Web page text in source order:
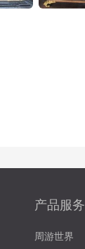
产品服务
周游世界